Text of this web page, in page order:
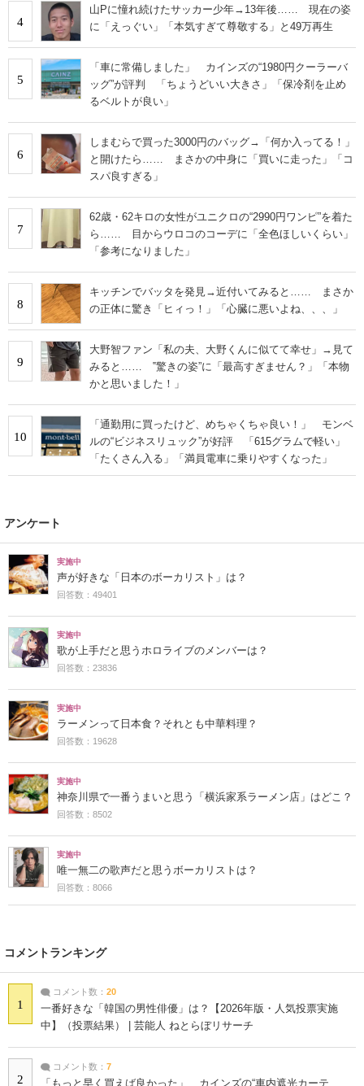
IT製品の技術・比較・事例
製造業のIT導入・活用を支援
モノづくり技術者専門サイト
電子設計の基本と応用
エネルギーの専門メディア
建設×テクノロジーの最前線
ちょっと気になるネットの話題
4
山Pに憧れ続けたサッカー少年→13年後…… 現在の姿
に「えっぐい」「本気すぎて尊敬する」と49万再生
5
「車に常備しました」 カインズの“1980円クーラーバ
ッグ”が評判 「ちょうどいい大きさ」「保冷剤を止め
るベルトが良い」
6
しまむらで買った3000円のバッグ→「何か入ってる！」
と開けたら…… まさかの中身に「買いに走った」「コ
スパ良すぎる」
7
62歳・62キロの女性がユニクロの“2990円ワンピ”を着た
ら…… 目からウロコのコーデに「全色ほしいくらい」
「参考になりました」
8
キッチンでバッタを発見→近付いてみると…… まさか
の正体に驚き「ヒィっ！」「心臓に悪いよね、、、」
9
大野智ファン「私の夫、大野くんに似てて幸せ」→見て
みると…… ‟驚きの姿”に「最高すぎません？」「本物
かと思いました！」
10
「通勤用に買ったけど、めちゃくちゃ良い！」 モンベ
ルの“ビジネスリュック”が好評 「615グラムで軽い」
「たくさん入る」「満員電車に乗りやすくなった」
アンケート
実施中
声が好きな「日本のボーカリスト」は？
回答数：49401
実施中
歌が上手だと思うホロライブのメンバーは？
回答数：23836
実施中
ラーメンって日本食？それとも中華料理？
回答数：19628
実施中
神奈川県で一番うまいと思う「横浜家系ラーメン店」はどこ？
回答数：8502
実施中
唯一無二の歌声だと思うボーカリストは？
回答数：8066
コメントランキング
1
コメント数： 20
一番好きな「韓国の男性俳優」は？【2026年版・人気投票実施
中】（投票結果） | 芸能人 ねとらぼリサーチ
2
コメント数： 7
「もっと早く買えば良かった」 カインズの“車内遮光カーテ